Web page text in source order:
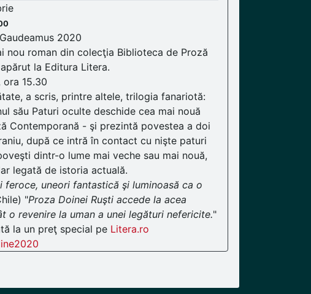
2020
nou roman din colecţia Biblioteca de Proză
la Editura Litera.
ora 15.30
a scris, printre altele, trilogia fanariotă:
său Paturi oculte deschide cea mai nouă
Contemporană - şi prezintă povestea a doi
după ce intră în contact cu nişte paturi
dintr-o lume mai veche sau mai nouă,
legată de istoria actuală.
uneori fantastică şi luminoasă ca o
"Proza Doinei Ruşti accede la acea
o revenire la uman a unei legături nefericite."
la un preţ special pe Litera.ro